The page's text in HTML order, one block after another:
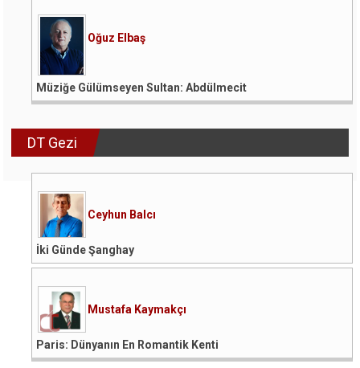
Oğuz Elbaş
Müziğe Gülümseyen Sultan: Abdülmecit
DT Gezi
Ceyhun Balcı
İki Günde Şanghay
Mustafa Kaymakçı
Paris: Dünyanın En Romantik Kenti